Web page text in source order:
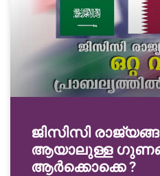
ജിസിസി
ആയാലുള്ള
ആർക്കൊക്കെ ?